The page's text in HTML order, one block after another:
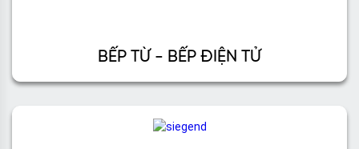
BẾP TỪ - BẾP ĐIỆN TỬ